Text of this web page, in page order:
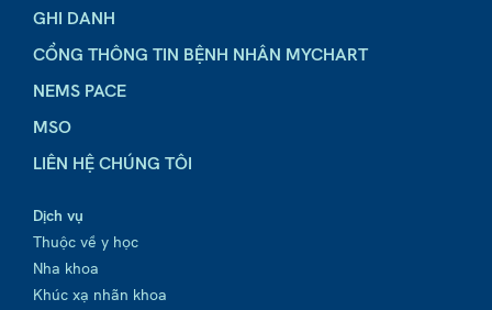
GHI DANH
CỔNG THÔNG TIN BỆNH NHÂN MYCHART
NEMS PACE
MSO
LIÊN HỆ CHÚNG TÔI
Dịch vụ
Thuộc về y học
Nha khoa
Khúc xạ nhãn khoa